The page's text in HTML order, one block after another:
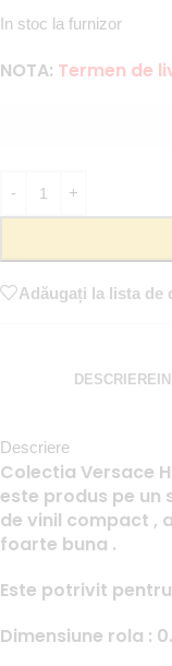
In stoc la furnizor
NOTA: Termen de
Adăugați la lista de
DESCRIERE
Descriere
Colectia Versace
este produs pe
de vinil compact ,
foarte buna .
Este potrivit
Dimensiune rola :